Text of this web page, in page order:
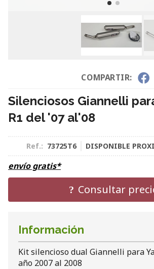
COMPARTIR:
Silenciosos Giannelli
R1 del '07 al'08
Ref.: 73725T6 DISPONIBLE
envío gratis*
Consultar
Información
Kit silencioso dual Giannelli para
año 2007 al 2008